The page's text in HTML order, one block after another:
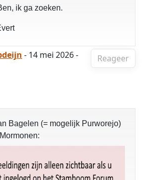
ik ga zoeken.
Reageer
- 14 mei 2026 -
Bagelen (= mogelijk Purworejo)